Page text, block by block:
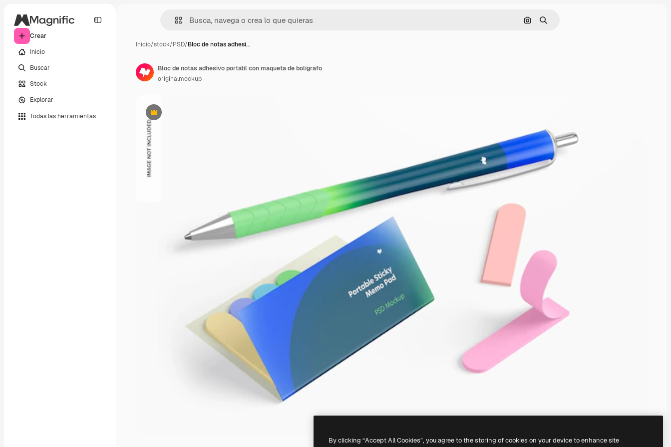
Crear
Inicio
Buscar
Stock
Explorar
Todas las herramientas
Buscar por imagen
Buscar
Inicio/stock/PSD/Bloc de notas adhesi…
Premium
Bloc de notas adhesivo portátil con maqueta de bolígrafo
originalmockup
By clicking “Accept All Cookies”, you agree to the storing of cookies on your device to enhance site